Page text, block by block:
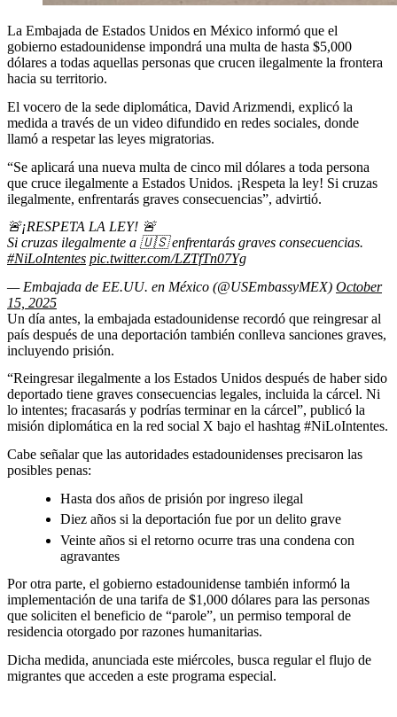
La Embajada de Estados Unidos en México informó que el
gobierno estadounidense impondrá una multa de hasta $5,000
dólares a todas aquellas personas que crucen ilegalmente la frontera
hacia su territorio.
El vocero de la sede diplomática, David Arizmendi, explicó la
medida a través de un video difundido en redes sociales, donde
llamó a respetar las leyes migratorias.
“Se aplicará una nueva multa de cinco mil dólares a toda persona
que cruce ilegalmente a Estados Unidos. ¡Respeta la ley! Si cruzas
ilegalmente, enfrentarás graves consecuencias”, advirtió.
🚨¡RESPETA LA LEY! 🚨
Si cruzas ilegalmente a 🇺🇸 enfrentarás graves consecuencias.
#NiLoIntentes pic.twitter.com/LZTfTn07Yg
— Embajada de EE.UU. en México (@USEmbassyMEX) October
15, 2025
Un día antes, la embajada estadounidense recordó que reingresar al
país después de una deportación también conlleva sanciones graves,
incluyendo prisión.
“Reingresar ilegalmente a los Estados Unidos después de haber sido
deportado tiene graves consecuencias legales, incluida la cárcel. Ni
lo intentes; fracasarás y podrías terminar en la cárcel”, publicó la
misión diplomática en la red social X bajo el hashtag #NiLoIntentes.
Cabe señalar que las autoridades estadounidenses precisaron las
posibles penas:
Hasta dos años de prisión por ingreso ilegal
Diez años si la deportación fue por un delito grave
Veinte años si el retorno ocurre tras una condena con
agravantes
Por otra parte, el gobierno estadounidense también informó la
implementación de una tarifa de $1,000 dólares para las personas
que soliciten el beneficio de “parole”, un permiso temporal de
residencia otorgado por razones humanitarias.
Dicha medida, anunciada este miércoles, busca regular el flujo de
migrantes que acceden a este programa especial.